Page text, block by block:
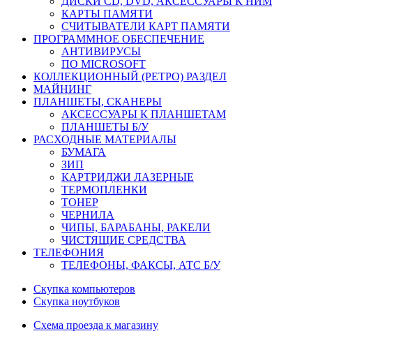
КАРТЫ ПАМЯТИ
СЧИТЫВАТЕЛИ КАРТ ПАМЯТИ
ПРОГРАММНОЕ ОБЕСПЕЧЕНИЕ
АНТИВИРУСЫ
ПО MICROSOFT
КОЛЛЕКЦИОННЫЙ (РЕТРО) РАЗДЕЛ
МАЙНИНГ
ПЛАНШЕТЫ, СКАНЕРЫ
АКСЕССУАРЫ К ПЛАНШЕТАМ
ПЛАНШЕТЫ Б/У
РАСХОДНЫЕ МАТЕРИАЛЫ
БУМАГА
ЗИП
КАРТРИДЖИ ЛАЗЕРНЫЕ
ТЕРМОПЛЕНКИ
ТОНЕР
ЧЕРНИЛА
ЧИПЫ, БАРАБАНЫ, РАКЕЛИ
ЧИСТЯЩИЕ СРЕДСТВА
ТЕЛЕФОНИЯ
ТЕЛЕФОНЫ, ФАКСЫ, АТС Б/У
Скупка компьютеров
Cкупка ноутбуков
Схема проезда к магазину